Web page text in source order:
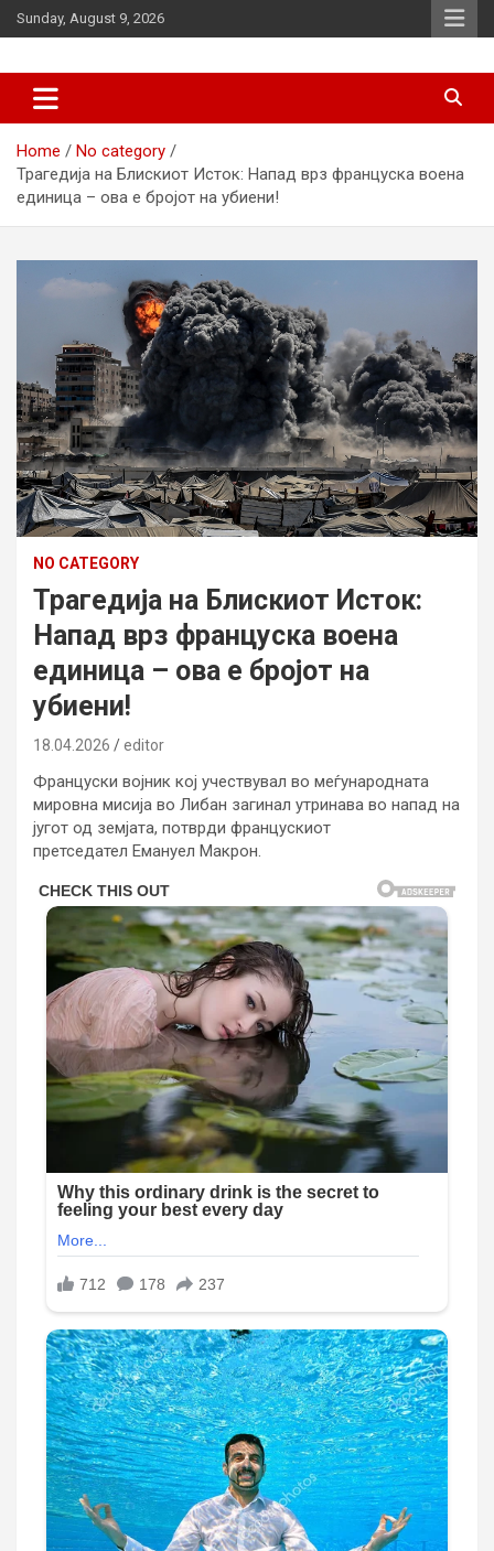
Skip
to
Sunday, August 9, 2026
d7-news.com
Home
No category
Трагедија на Блискиот Исток: Напад врз француска воена
единица – ова е бројот на убиени!
NO CATEGORY
Трагедија на Блискиот Исток:
Напад врз француска воена
единица – ова е бројот на
убиени!
18.04.2026 editor
Француски војник кој учествувал во меѓународната
мировна мисија во Либан загинал утринава во напад на
југот од земјата, потврди францускиот
претседател Емануел Макрон.